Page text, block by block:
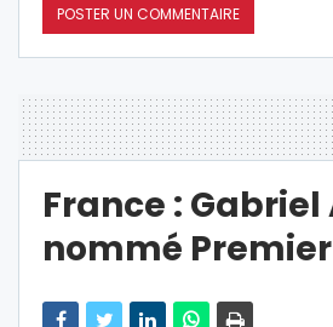
France :
nommé